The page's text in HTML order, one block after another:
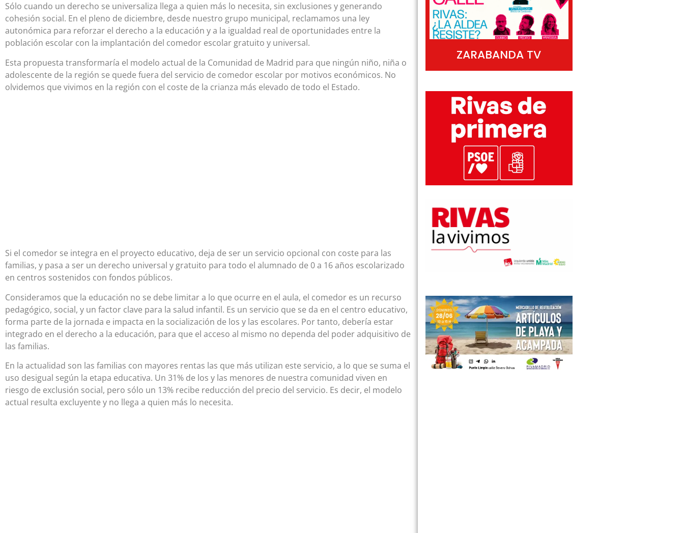
Sólo cuando un derecho se universaliza llega a quien más lo necesita, sin exclusiones y generando
cohesión social. En el pleno de diciembre, desde nuestro grupo municipal, reclamamos una ley
autonómica para reforzar el derecho a la educación y a la igualdad real de oportunidades entre la
población escolar con la implantación del comedor escolar gratuito y universal.
Esta propuesta transformaría el modelo actual de la Comunidad de Madrid para que ningún niño, niña o
adolescente de la región se quede fuera del servicio de comedor escolar por motivos económicos. No
olvidemos que vivimos en la región con el coste de la crianza más elevado de todo el Estado.
Si el comedor se integra en el proyecto educativo, deja de ser un servicio opcional con coste para las
familias, y pasa a ser un derecho universal y gratuito para todo el alumnado de 0 a 16 años escolarizado
en centros sostenidos con fondos públicos.
Consideramos que la educación no se debe limitar a lo que ocurre en el aula, el comedor es un recurso
pedagógico, social, y un factor clave para la salud infantil. Es un servicio que se da en el centro educativo,
forma parte de la jornada e impacta en la socialización de los y las escolares. Por tanto, debería estar
integrado en el derecho a la educación, para que el acceso al mismo no dependa del poder adquisitivo de
las familias.
En la actualidad son las familias con mayores rentas las que más utilizan este servicio, a lo que se suma el
uso desigual según la etapa educativa. Un 31% de los y las menores de nuestra comunidad viven en
riesgo de exclusión social, pero sólo un 13% recibe reducción del precio del servicio. Es decir, el modelo
actual resulta excluyente y no llega a quien más lo necesita.
ZARABANDA TV